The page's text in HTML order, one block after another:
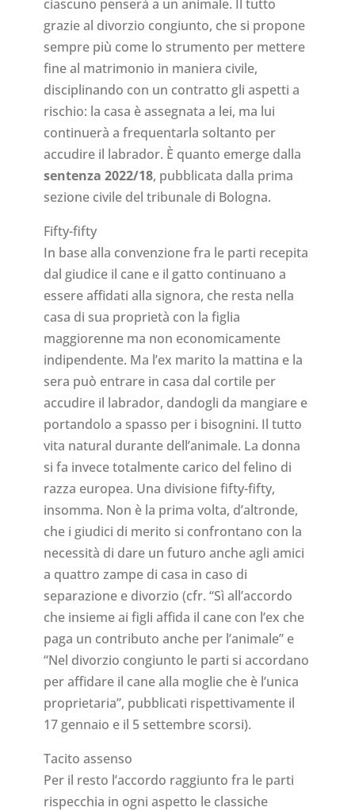
ciascuno penserà a un animale. Il tutto
grazie al divorzio congiunto, che si propone
sempre più come lo strumento per mettere
fine al matrimonio in maniera civile,
disciplinando con un contratto gli aspetti a
rischio: la casa è assegnata a lei, ma lui
continuerà a frequentarla soltanto per
accudire il labrador. È quanto emerge dalla
sentenza 2022/18, pubblicata dalla prima
sezione civile del tribunale di Bologna.
Fifty-fifty
In base alla convenzione fra le parti recepita
dal giudice il cane e il gatto continuano a
essere affidati alla signora, che resta nella
casa di sua proprietà con la figlia
maggiorenne ma non economicamente
indipendente. Ma l’ex marito la mattina e la
sera può entrare in casa dal cortile per
accudire il labrador, dandogli da mangiare e
portandolo a spasso per i bisognini. Il tutto
vita natural durante dell’animale. La donna
si fa invece totalmente carico del felino di
razza europea. Una divisione fifty-fifty,
insomma. Non è la prima volta, d’altronde,
che i giudici di merito si confrontano con la
necessità di dare un futuro anche agli amici
a quattro zampe di casa in caso di
separazione e divorzio (cfr. “Sì all’accordo
che insieme ai figli affida il cane con l’ex che
paga un contributo anche per l’animale” e
“Nel divorzio congiunto le parti si accordano
per affidare il cane alla moglie che è l’unica
proprietaria”, pubblicati rispettivamente il
17 gennaio e il 5 settembre scorsi).
Tacito assenso
Per il resto l’accordo raggiunto fra le parti
rispecchia in ogni aspetto le classiche